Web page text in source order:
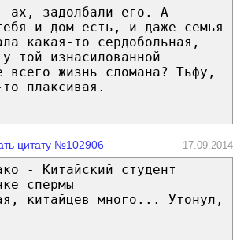
ах, задолбали его. А
и дом есть, и даже семья
какая-то сердобольная,
той изнасилованной
всего жизнь сломана? Тьфу,
плаксивая.
цитату №102906 17.09.2014
- Китайский студент
спермы
китайцев много... Утонул,